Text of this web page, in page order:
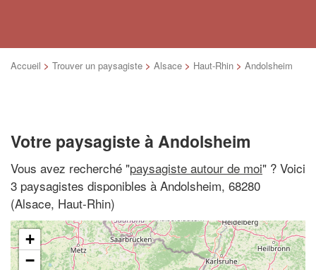
Accueil > Trouver un paysagiste > Alsace > Haut-Rhin > Andolsheim
Votre paysagiste à Andolsheim
Vous avez recherché "paysagiste autour de moi" ? Voici
3 paysagistes disponibles à Andolsheim, 68280
(Alsace, Haut-Rhin)
+
−